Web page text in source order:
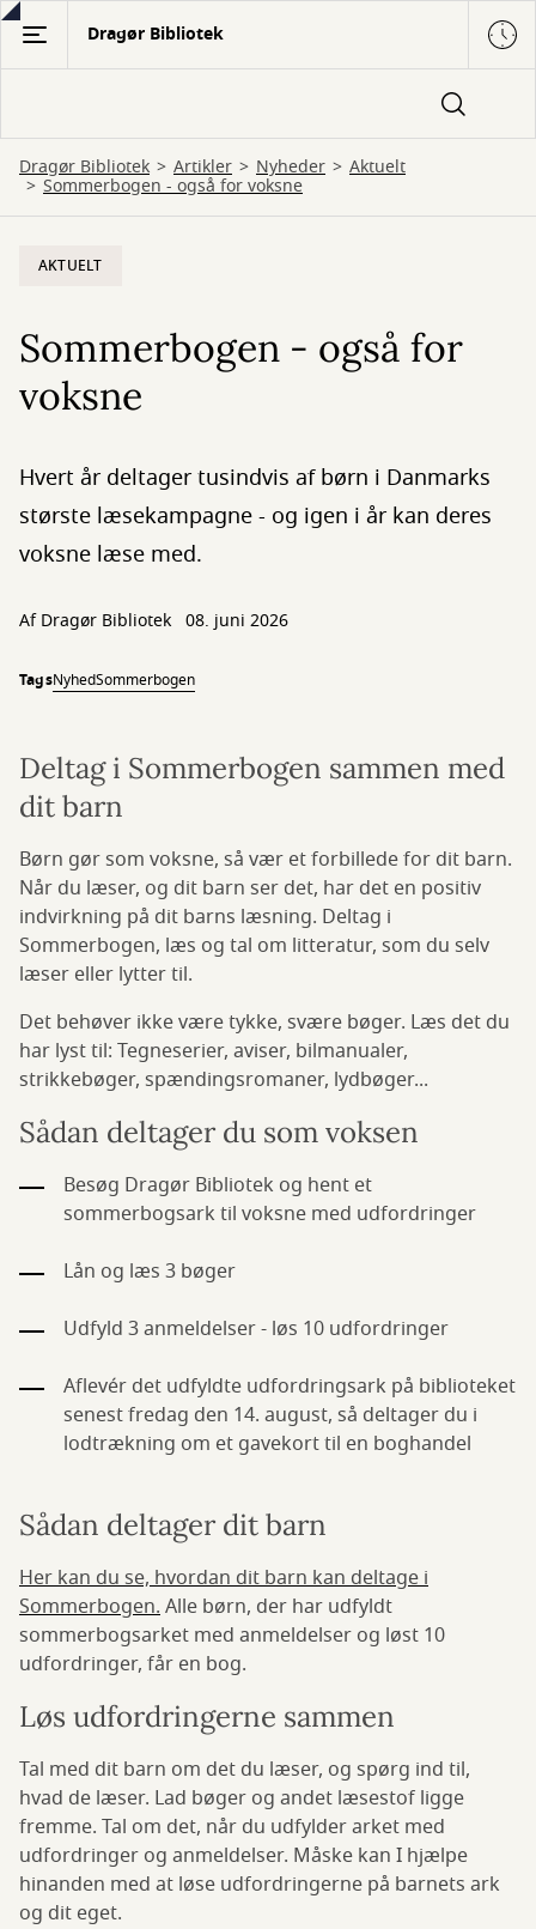
Gå
hovedindhold
Dragør Bibliotek
Dragør Bibliotek Artikler Nyheder Aktuelt
Sommerbogen - også for voksne
AKTUELT
Sommerbogen - også for
voksne
Hvert år deltager tusindvis af børn i Danmarks
største læsekampagne - og igen i år kan deres
voksne læse med.
Af Dragør Bibliotek 08. juni 2026
TagsNyhedSommerbogen
Deltag i Sommerbogen sammen med
dit barn
Børn gør som voksne, så vær et forbillede for dit barn.
Når du læser, og dit barn ser det, har det en positiv
indvirkning på dit barns læsning. Deltag i
Sommerbogen, læs og tal om litteratur, som du selv
læser eller lytter til.
Det behøver ikke være tykke, svære bøger. Læs det du
har lyst til: Tegneserier, aviser, bilmanualer,
strikkebøger, spændingsromaner, lydbøger...
Sådan deltager du som voksen
Besøg Dragør Bibliotek og hent et
sommerbogsark til voksne med udfordringer
Lån og læs 3 bøger
Udfyld 3 anmeldelser - løs 10 udfordringer
Aflevér det udfyldte udfordringsark på biblioteket
senest fredag den 14. august, så deltager du i
lodtrækning om et gavekort til en boghandel
Sådan deltager dit barn
Her kan du se, hvordan dit barn kan deltage i
Sommerbogen.Alle børn, der har udfyldt
sommerbogsarket med anmeldelser og løst 10
udfordringer, får en bog.
Løs udfordringerne sammen
Tal med dit barn om det du læser, og spørg ind til,
hvad de læser. Lad bøger og andet læsestof ligge
fremme. Tal om det, når du udfylder arket med
udfordringer og anmeldelser. Måske kan I hjælpe
hinanden med at løse udfordringerne på barnets ark
og dit eget.